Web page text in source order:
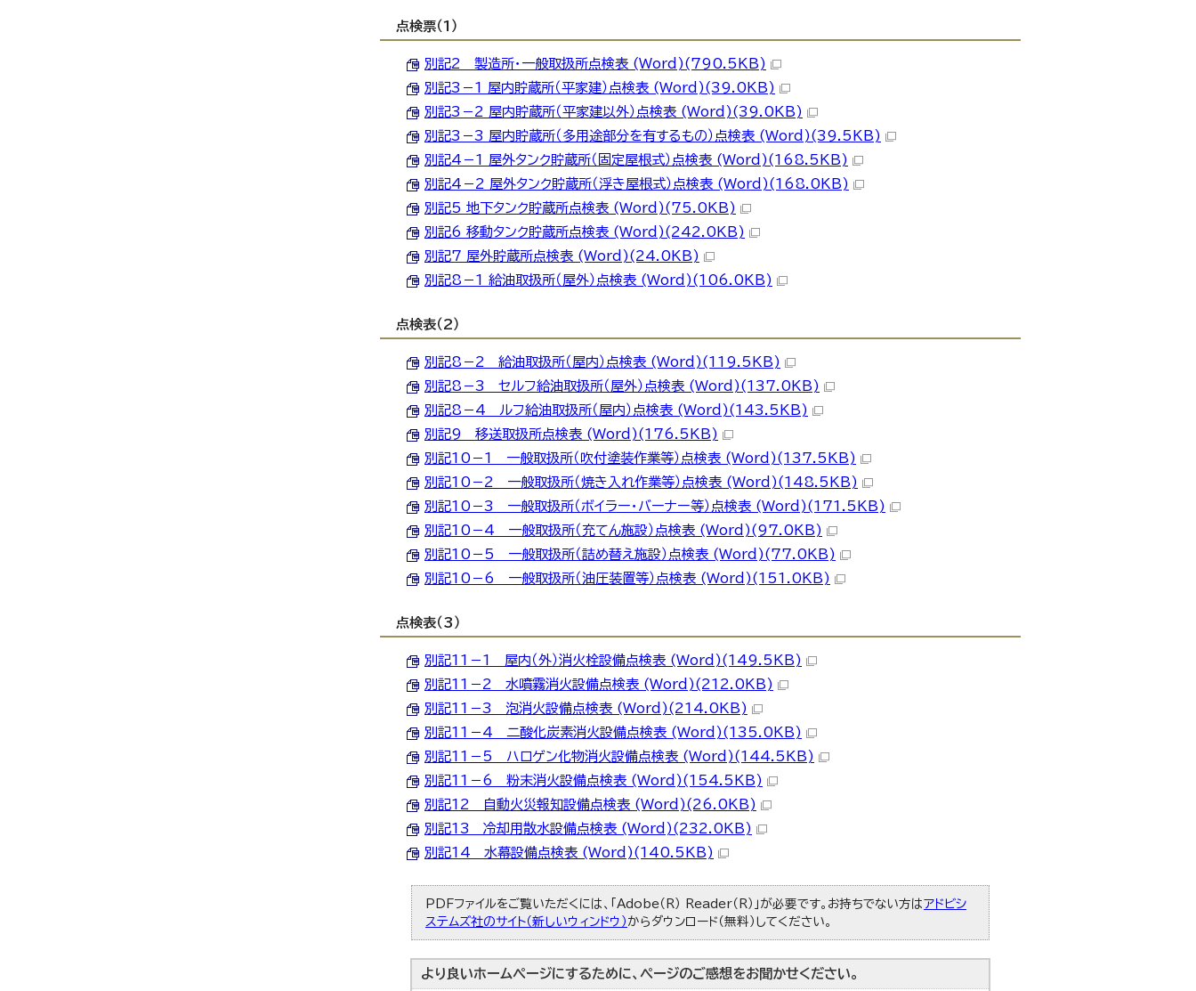
点検票（1）
別記2 製造所・一般取扱所点検表 (Word)(790.5KB)
別記3－1 屋内貯蔵所（平家建）点検表 (Word)(39.0KB)
別記3－2 屋内貯蔵所（平家建以外）点検表 (Word)(39.0KB)
別記3－3 屋内貯蔵所（多用途部分を有するもの）点検表 (Word)(39.5KB)
別記4－1 屋外タンク貯蔵所（固定屋根式）点検表 (Word)(168.5KB)
別記4－2 屋外タンク貯蔵所（浮き屋根式）点検表 (Word)(168.0KB)
別記5 地下タンク貯蔵所点検表 (Word)(75.0KB)
別記6 移動タンク貯蔵所点検表 (Word)(242.0KB)
別記7 屋外貯蔵所点検表 (Word)(24.0KB)
別記8－1 給油取扱所（屋外）点検表 (Word)(106.0KB)
点検表（2）
別記8－2 給油取扱所（屋内）点検表 (Word)(119.5KB)
別記8－3 セルフ給油取扱所（屋外）点検表 (Word)(137.0KB)
別記8－4 ルフ給油取扱所（屋内）点検表 (Word)(143.5KB)
別記9 移送取扱所点検表 (Word)(176.5KB)
別記10－1 一般取扱所（吹付塗装作業等）点検表 (Word)(137.5KB)
別記10－2 一般取扱所（焼き入れ作業等）点検表 (Word)(148.5KB)
別記10－3 一般取扱所（ボイラー・バーナー等）点検表 (Word)(171.5KB)
別記10－4 一般取扱所（充てん施設）点検表 (Word)(97.0KB)
別記10－5 一般取扱所（詰め替え施設）点検表 (Word)(77.0KB)
別記10－6 一般取扱所（油圧装置等）点検表 (Word)(151.0KB)
点検表（3）
別記11－1 屋内（外）消火栓設備点検表 (Word)(149.5KB)
別記11－2 水噴霧消火設備点検表 (Word)(212.0KB)
別記11－3 泡消火設備点検表 (Word)(214.0KB)
別記11－4 二酸化炭素消火設備点検表 (Word)(135.0KB)
別記11－5 ハロゲン化物消火設備点検表 (Word)(144.5KB)
別記11－6 粉末消火設備点検表 (Word)(154.5KB)
別記12 自動火災報知設備点検表 (Word)(26.0KB)
別記13 冷却用散水設備点検表 (Word)(232.0KB)
別記14 水幕設備点検表 (Word)(140.5KB)
PDFファイルをご覧いただくには、「Adobe（R） Reader（R）」が必要です。お持ちでない方はアドビシ
ステムズ社のサイト（新しいウィンドウ） からダウンロード（無料）してください。
より良いホームページにするために、ページのご感想をお聞かせください。